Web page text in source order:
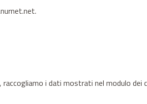
i dati mostrati nel modulo dei